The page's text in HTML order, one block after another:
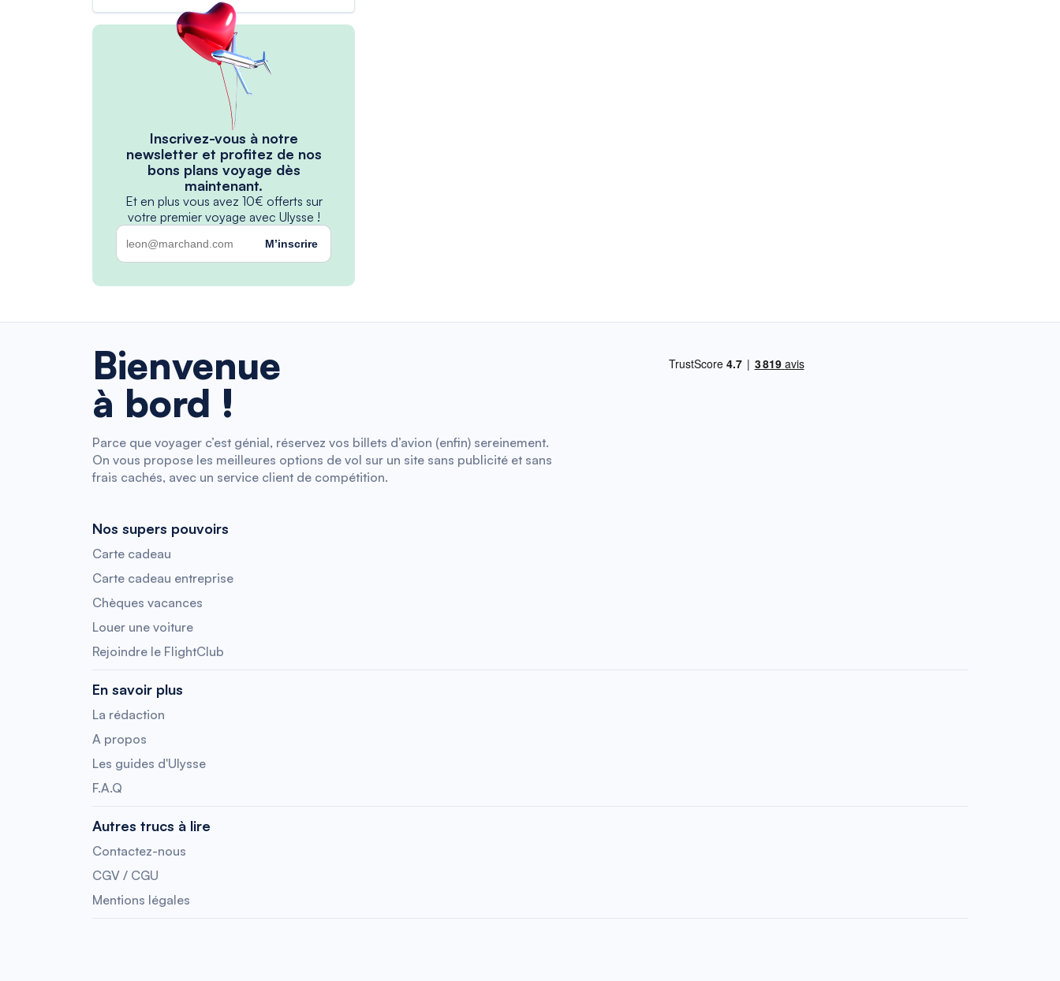
Inscrivez-vous à notre
newsletter et profitez de nos
bons plans voyage dès
maintenant.
Et en plus vous avez 10€ offerts sur
votre premier voyage avec Ulysse !
M’inscrire
Bienvenue
à bord !
Parce que voyager c’est génial, réservez vos billets d’avion (enfin) sereinement.
On vous propose les meilleures options de vol sur un site sans publicité et sans
frais cachés, avec un service client de compétition.
Nos supers pouvoirs
Carte cadeau
Carte cadeau entreprise
Chèques vacances
Louer une voiture
Rejoindre le FlightClub
En savoir plus
La rédaction
A propos
Les guides d'Ulysse
F.A.Q
Autres trucs à lire
Contactez-nous
CGV / CGU
Mentions légales